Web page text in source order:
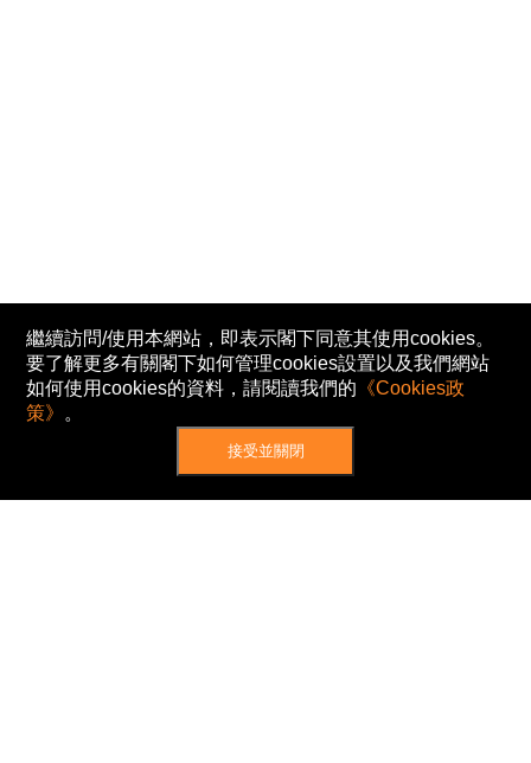
繼續訪問/使用本網站，即表示閣下同意其使用cookies。
要了解更多有關閣下如何管理cookies設置以及我們網站
如何使用cookies的資料，請閱讀我們的 《Cookies政
策》 。
接受並關閉